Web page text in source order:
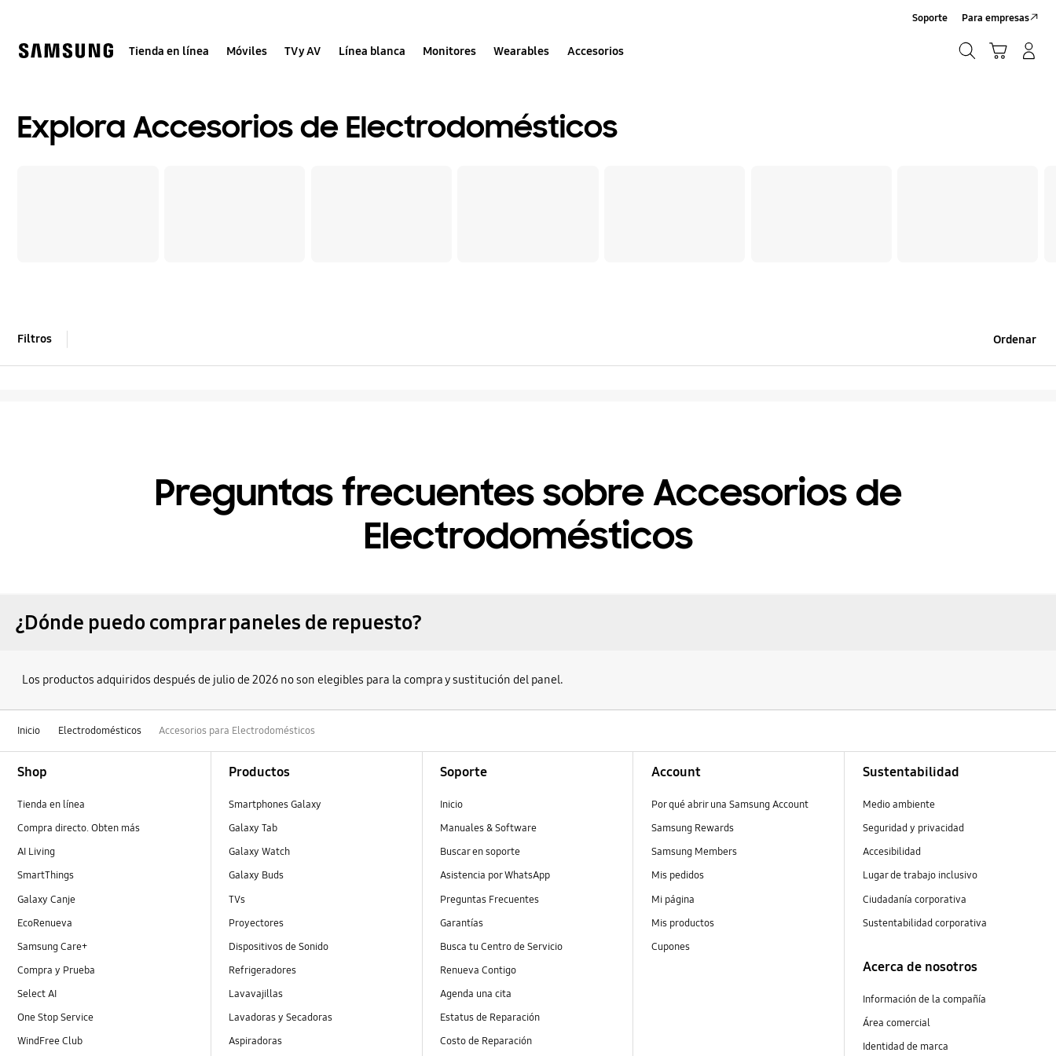
Tienda en línea Móviles TV y AV Línea blanca Monitores Wearables Accesorios
Soporte Para empresas
Explora Accesorios de Electrodomésticos
Filtros Ordenar
Preguntas frecuentes sobre Accesorios de
Electrodomésticos
¿Dónde puedo comprar paneles de repuesto?
Los productos adquiridos después de julio de 2026 no son elegibles para la compra y sustitución del panel.
Inicio Electrodomésticos Accesorios para Electrodomésticos
Shop
Tienda en línea
Compra directo. Obten más
AI Living
SmartThings
Galaxy Canje
EcoRenueva
Samsung Care+
Compra y Prueba
Select AI
One Stop Service
WindFree Club
Productos
Smartphones Galaxy
Galaxy Tab
Galaxy Watch
Galaxy Buds
TVs
Proyectores
Dispositivos de Sonido
Refrigeradores
Lavavajillas
Lavadoras y Secadoras
Aspiradoras
Soporte
Inicio
Manuales & Software
Buscar en soporte
Asistencia por WhatsApp
Preguntas Frecuentes
Garantías
Busca tu Centro de Servicio
Renueva Contigo
Agenda una cita
Estatus de Reparación
Costo de Reparación
Account
Por qué abrir una Samsung Account
Samsung Rewards
Samsung Members
Mis pedidos
Mi página
Mis productos
Cupones
Sustentabilidad
Medio ambiente
Seguridad y privacidad
Accesibilidad
Lugar de trabajo inclusivo
Ciudadanía corporativa
Sustentabilidad corporativa
Acerca de nosotros
Información de la compañía
Área comercial
Identidad de marca